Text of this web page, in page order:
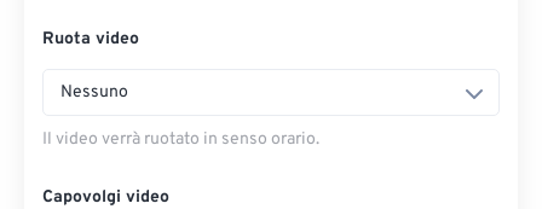
Ruota video
Nessuno
Il video verrà ruotato in senso orario.
Capovolgi video